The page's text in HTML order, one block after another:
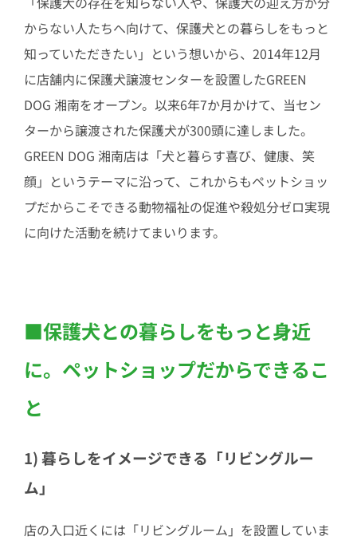
からない人たちへ向けて、保護犬との暮らしをもっと
知っていただきたい」という想いから、2014年12月
に店舗内に保護犬譲渡センターを設置したGREEN
DOG 湘南をオープン。以来6年7か月かけて、当セン
ターから譲渡された保護犬が300頭に達しました。
GREEN DOG 湘南店は「犬と暮らす喜び、健康、笑
顔」というテーマに沿って、これからもペットショッ
プだからこそできる動物福祉の促進や殺処分ゼロ実現
に向けた活動を続けてまいります。
■保護犬との暮らしをもっと身近
に。ペットショップだからできるこ
と
1) 暮らしをイメージできる「リビングルー
ム」
店の入口近くには「リビングルーム」を設置していま